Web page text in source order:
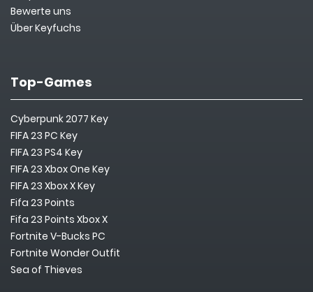
Bewerte uns
Über Keyfuchs
Top-Games
Cyberpunk 2077 Key
FIFA 23 PC Key
FIFA 23 PS4 Key
FIFA 23 Xbox One Key
FIFA 23 Xbox X Key
Fifa 23 Points
Fifa 23 Points Xbox X
Fortnite V-Bucks PC
Fortnite Wonder Outfit
Sea of Thieves